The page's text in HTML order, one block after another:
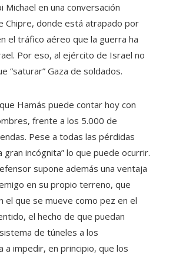
Michael en una conversación
Chipre, donde está atrapado por
el tráfico aéreo que la guerra ha
Por eso, al ejército de Israel no
“saturar” Gaza de soldados.
Hamás puede contar hoy con
frente a los 5.000 de
Pese a todas las pérdidas
gran incógnita” lo que puede ocurrir.
supone además una ventaja
en su propio terreno, que
el que se mueve como pez en el
el hecho de que puedan
de túneles a los
a impedir, en principio, que los